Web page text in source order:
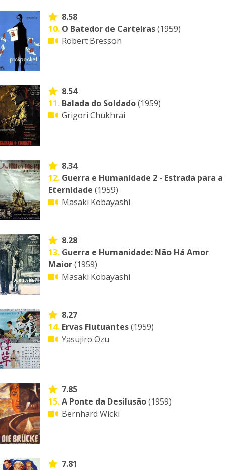
8.58
10. O Batedor de Carteiras(1959)
Robert Bresson
8.54
11. Balada do Soldado(1959)
Grigori Chukhrai
8.34
12. Guerra e Humanidade 2 - Estrada para a
Eternidade (1959)
Masaki Kobayashi
8.28
13. Guerra e Humanidade: Não Há Amor
Maior(1959)
Masaki Kobayashi
8.27
14. Ervas Flutuantes(1959)
Yasujiro Ozu
7.85
15.A Ponte da Desilusão(1959)
Bernhard Wicki
7.81